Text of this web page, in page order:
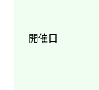
開催日